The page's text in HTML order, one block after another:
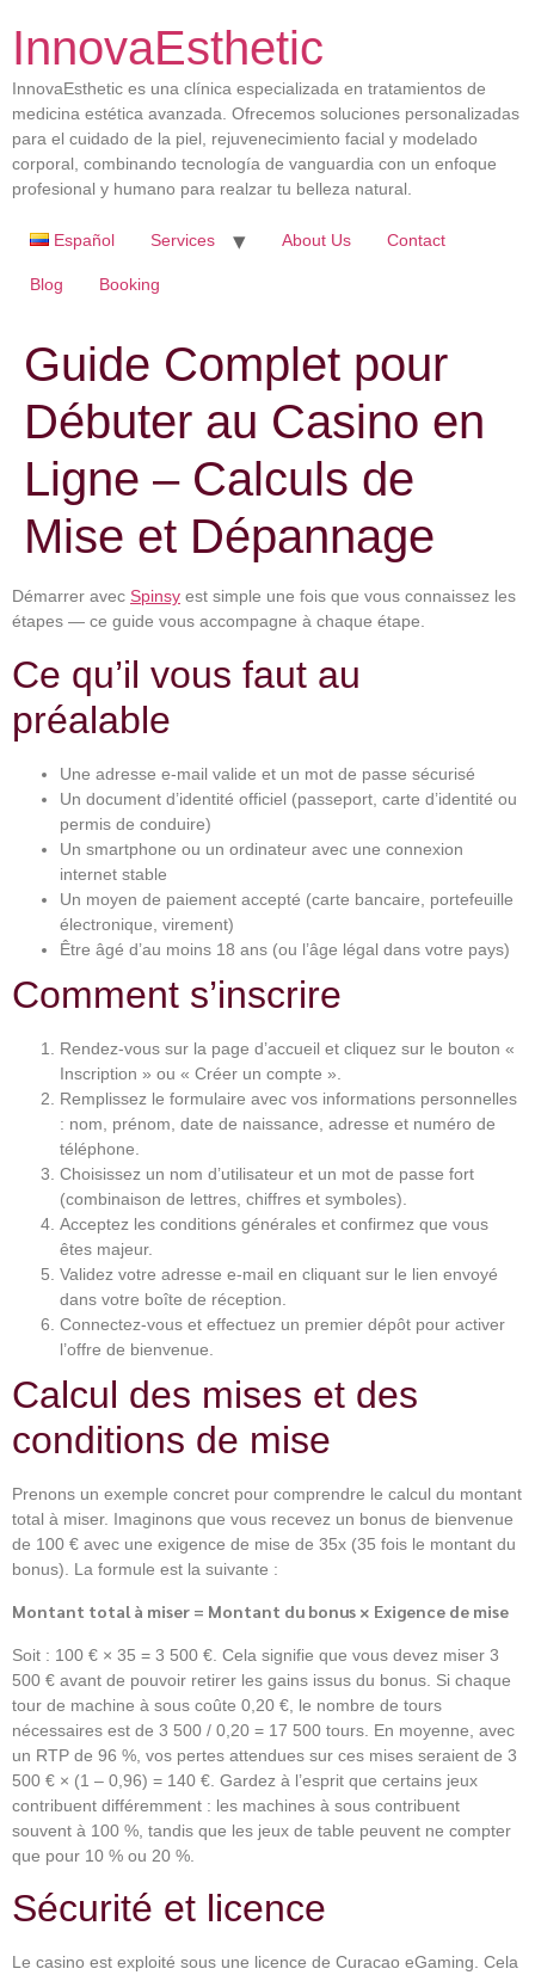
InnovaEsthetic
InnovaEsthetic es una clínica especializada en tratamientos de
medicina estética avanzada. Ofrecemos soluciones personalizadas
para el cuidado de la piel, rejuvenecimiento facial y modelado
corporal, combinando tecnología de vanguardia con un enfoque
profesional y humano para realzar tu belleza natural.
Español Services About Us Contact
Blog Booking
Guide Complet pour
Débuter au Casino en
Ligne – Calculs de
Mise et Dépannage
Démarrer avec Spinsy est simple une fois que vous connaissez les
étapes — ce guide vous accompagne à chaque étape.
Ce qu’il vous faut au
préalable
Une adresse e-mail valide et un mot de passe sécurisé
Un document d’identité officiel (passeport, carte d’identité ou
permis de conduire)
Un smartphone ou un ordinateur avec une connexion
internet stable
Un moyen de paiement accepté (carte bancaire, portefeuille
électronique, virement)
Être âgé d’au moins 18 ans (ou l’âge légal dans votre pays)
Comment s’inscrire
Rendez-vous sur la page d’accueil et cliquez sur le bouton «
Inscription » ou « Créer un compte ».
Remplissez le formulaire avec vos informations personnelles
: nom, prénom, date de naissance, adresse et numéro de
téléphone.
Choisissez un nom d’utilisateur et un mot de passe fort
(combinaison de lettres, chiffres et symboles).
Acceptez les conditions générales et confirmez que vous
êtes majeur.
Validez votre adresse e-mail en cliquant sur le lien envoyé
dans votre boîte de réception.
Connectez-vous et effectuez un premier dépôt pour activer
l’offre de bienvenue.
Calcul des mises et des
conditions de mise
Prenons un exemple concret pour comprendre le calcul du montant
total à miser. Imaginons que vous recevez un bonus de bienvenue
de 100 € avec une exigence de mise de 35x (35 fois le montant du
bonus). La formule est la suivante :
Montant total à miser = Montant du bonus × Exigence de mise
Soit : 100 € × 35 = 3 500 €. Cela signifie que vous devez miser 3
500 € avant de pouvoir retirer les gains issus du bonus. Si chaque
tour de machine à sous coûte 0,20 €, le nombre de tours
nécessaires est de 3 500 / 0,20 = 17 500 tours. En moyenne, avec
un RTP de 96 %, vos pertes attendues sur ces mises seraient de 3
500 € × (1 – 0,96) = 140 €. Gardez à l’esprit que certains jeux
contribuent différemment : les machines à sous contribuent
souvent à 100 %, tandis que les jeux de table peuvent ne compter
que pour 10 % ou 20 %.
Sécurité et licence
Le casino est exploité sous une licence de Curacao eGaming. Cela